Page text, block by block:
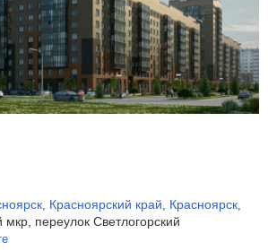
, Красноярский край, Красноярск,
переулок Светлогорский